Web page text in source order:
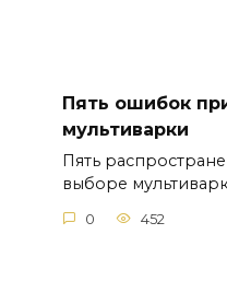
Пять ошибок
мультиварки
Пять
выборе
0 452